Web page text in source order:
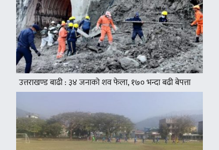
उत्तराखण्ड बाढी : ३४ जनाको शव फेला, १७० भन्दा बढी बेपत्ता